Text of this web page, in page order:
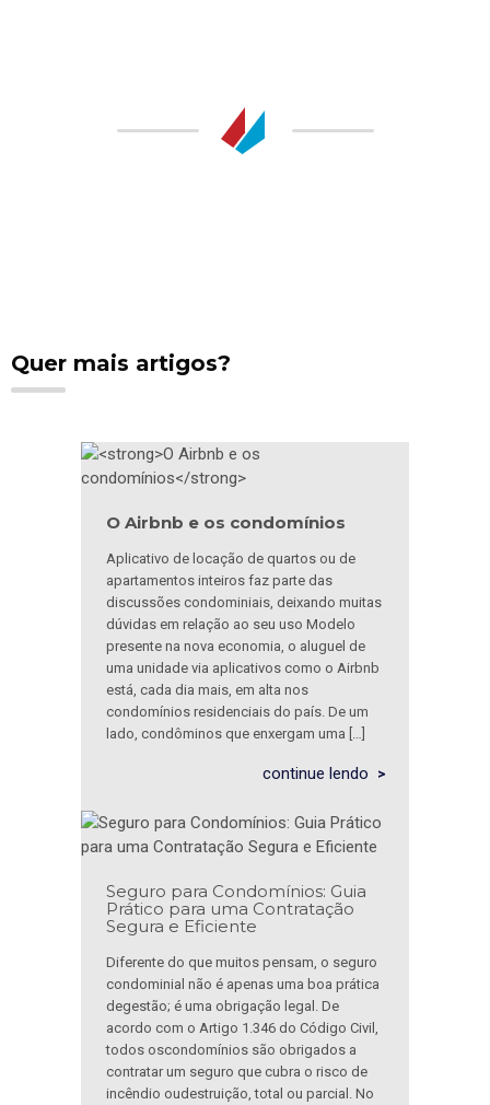
Quer mais artigos?
O Airbnb e os condomínios
Aplicativo de locação de quartos ou de
apartamentos inteiros faz parte das
discussões condominiais, deixando muitas
dúvidas em relação ao seu uso Modelo
presente na nova economia, o aluguel de
uma unidade via aplicativos como o Airbnb
está, cada dia mais, em alta nos
condomínios residenciais do país. De um
lado, condôminos que enxergam uma […]
continue lendo
Seguro para Condomínios: Guia
Prático para uma Contratação
Segura e Eficiente
Diferente do que muitos pensam, o seguro
condominial não é apenas uma boa prática
degestão; é uma obrigação legal. De
acordo com o Artigo 1.346 do Código Civil,
todos oscondomínios são obrigados a
contratar um seguro que cubra o risco de
incêndio oudestruição, total ou parcial. No